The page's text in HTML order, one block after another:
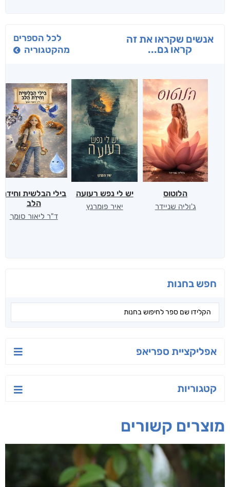
חפש בחנות
אפליקציית ספריאפ
קטגוריות
אנשים שקראו את זה
קראו גם...
לכל הספרים
מהקטגוריה
הלוטוס
ג'וליה שניידר
יש לי נפש רעועה
יאיר פומרנץ
בילי הבלשית וחידת
הלב
ד"ר ליאור סומך
מוצרים קשורים